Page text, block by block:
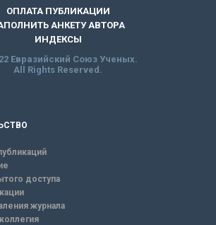
ОПЛАТА ПУБЛИКАЦИИ
АНКЕТУ АВТОРА
ИНДЕКСЫ
Евразийский Союз Ученых.
All Rights Reserved.
доступа
журнала